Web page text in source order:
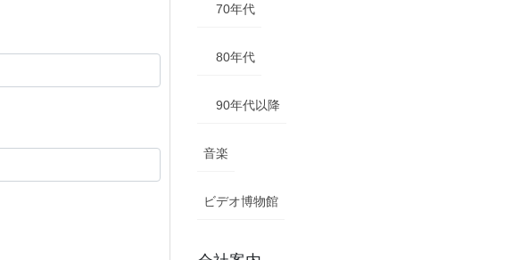
70年代
80年代
90年代以降
音楽
ビデオ博物館